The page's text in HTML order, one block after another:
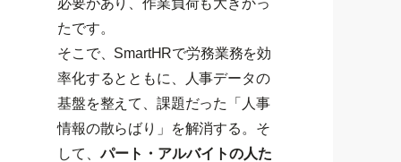
たです。
そこで、SmartHRで労務業務を効
率化するとともに、人事データの
基盤を整えて、課題だった「人事
情報の散らばり」を解消する。そ
して、パート・アルバイトの人た